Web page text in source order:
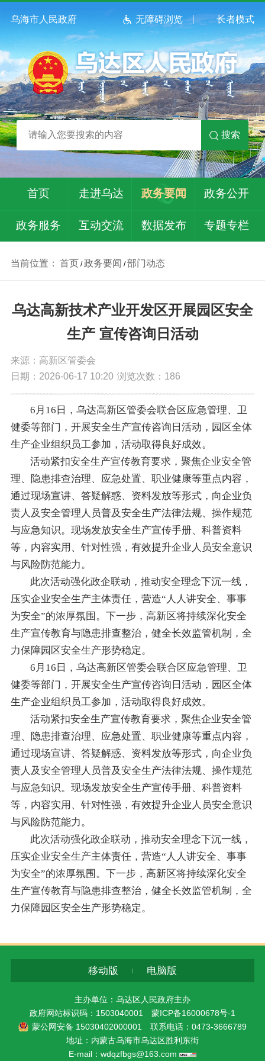
乌海市人民政府 无障碍浏览 长者模式
搜索
首页 走进乌达 政务要闻 政务公开
政务服务 互动交流 数据发布 专题专栏
当前位置： 首页 /政务要闻 /部门动态
乌达高新技术产业开发区开展园区安全
生产 宣传咨询日活动
来源：高新区管委会
日期：2026-06-17 10:20 浏览次数： 186
6月16日，乌达高新区管委会联合区应急管理、卫
健委等部门，开展安全生产宣传咨询日活动，园区全体
生产企业组织员工参加，活动取得良好成效。
活动紧扣安全生产宣传教育要求，聚焦企业安全管
理、隐患排查治理、应急处置、职业健康等重点内容，
通过现场宣讲、答疑解惑、资料发放等形式，向企业负
责人及安全管理人员普及安全生产法律法规、操作规范
与应急知识。现场发放安全生产宣传手册、科普资料
等，内容实用、针对性强，有效提升企业人员安全意识
与风险防范能力。
此次活动强化政企联动，推动安全理念下沉一线，
压实企业安全生产主体责任，营造“人人讲安全、事事
为安全”的浓厚氛围。下一步，高新区将持续深化安全
生产宣传教育与隐患排查整治，健全长效监管机制，全
力保障园区安全生产形势稳定。
6月16日，乌达高新区管委会联合区应急管理、卫
健委等部门，开展安全生产宣传咨询日活动，园区全体
生产企业组织员工参加，活动取得良好成效。
活动紧扣安全生产宣传教育要求，聚焦企业安全管
理、隐患排查治理、应急处置、职业健康等重点内容，
通过现场宣讲、答疑解惑、资料发放等形式，向企业负
责人及安全管理人员普及安全生产法律法规、操作规范
与应急知识。现场发放安全生产宣传手册、科普资料
等，内容实用、针对性强，有效提升企业人员安全意识
与风险防范能力。
此次活动强化政企联动，推动安全理念下沉一线，
压实企业安全生产主体责任，营造“人人讲安全、事事
为安全”的浓厚氛围。下一步，高新区将持续深化安全
生产宣传教育与隐患排查整治，健全长效监管机制，全
力保障园区安全生产形势稳定。
移动版 电脑版
主办单位：乌达区人民政府主办
政府网站标识码：1503040001 蒙ICP备16000678号-1
蒙公网安备 15030402000001
联系电话：0473-3666789
地址：内蒙古乌海市乌达区胜利东街
E-mail：wdqzfbgs@163.com